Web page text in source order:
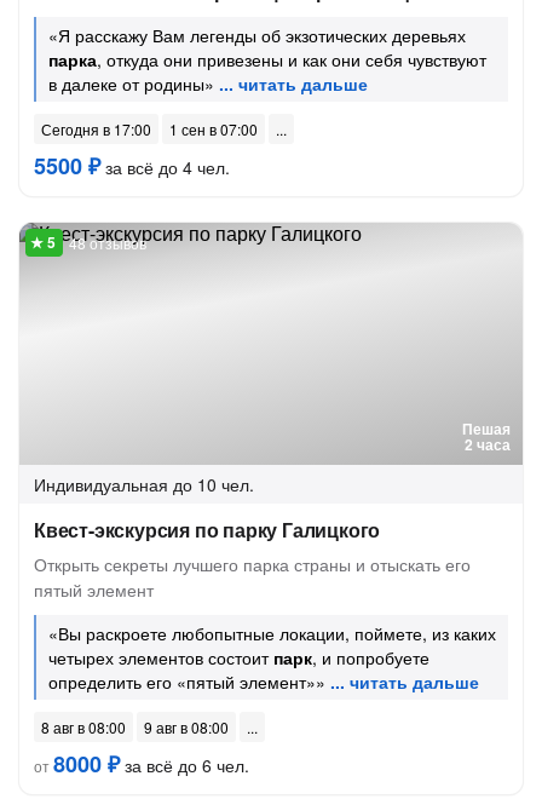
«Я расскажу Вам легенды об экзотических деревьях
парка, откуда они привезены и как они себя чувствуют
в далеке от родины»
Сегодня в 17:00 1 сен в 07:00
5500 ₽за всё до 4 чел.
Пешая
2 часа
48 отзывов
Индивидуальная до 10 чел.
Квест-экскурсия по парку Галицкого
Открыть секреты лучшего парка страны и отыскать его
пятый элемент
«Вы раскроете любопытные локации, поймете, из каких
четырех элементов состоит парк, и попробуете
определить его «пятый элемент»»
8 авг в 08:00
9 авг в 08:00
от8000 ₽за всё до 6 чел.